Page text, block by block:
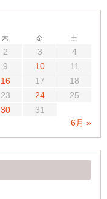
木 金 土
2 3
4
9 10
11
16 17
18
23 24
25
30
31
6月 »